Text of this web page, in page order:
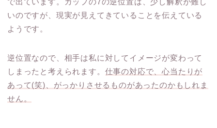
で出ています。カップの7の逆位置は、少し解釈が難し
いのですが、現実が見えてきていることを伝えている
ようです。
逆位置なので、相手は私に対してイメージが変わって
しまったと考えられます。 仕事の対応で、心当たりが
あって(笑)、がっかりさせるものがあったのかもしれま
せん。